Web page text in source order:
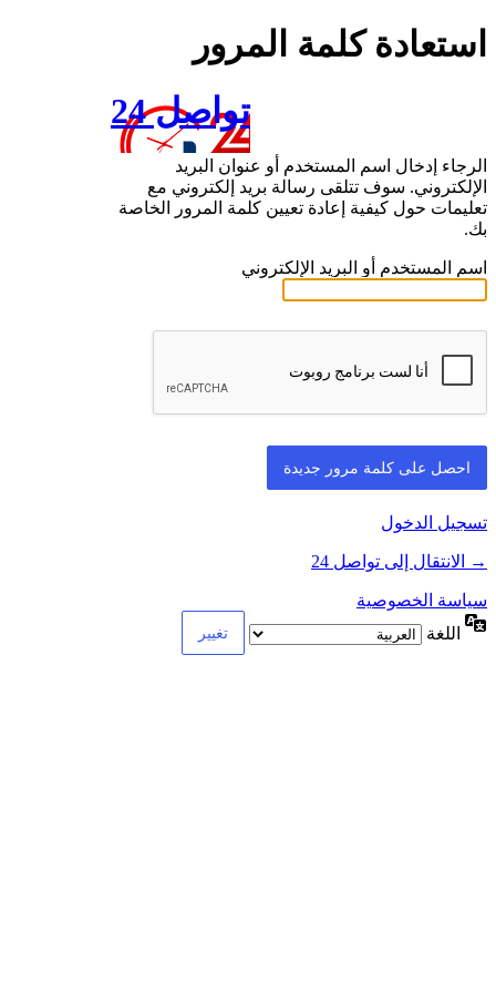
استعادة كلمة المرور
تواصل 24
الرجاء إدخال اسم المستخدم أو عنوان البريد
الإلكتروني. سوف تتلقى رسالة بريد إلكتروني مع
تعليمات حول كيفية إعادة تعيين كلمة المرور الخاصة
بك.
اسم المستخدم أو البريد الإلكتروني
تسجيل الدخول
→ الانتقال إلى تواصل 24
سياسة الخصوصية
اللغة